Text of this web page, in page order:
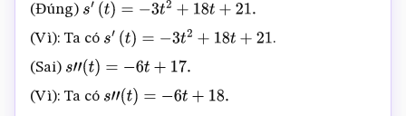
(Đúng) s′ t)= −3 +18 + 21.
(Vì): Ta có s′ t)= −3 +18 + 21
.
(Sai) s”( t)= −6 +17.
(Vì): Ta có s”( t)= −6 +18.